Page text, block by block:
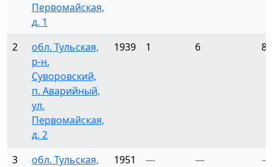
Первомайская,
д. 1
2
обл. Тульская,
р-н.
Суворовский,
п. Аварийный,
ул.
Первомайская,
д. 2
1939 1 6 8
3
обл. Тульская,
1951 — — —